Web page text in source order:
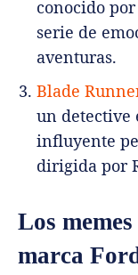
conocido
serie de
aventuras.
Blade
un detective
influyente
dirigida por
Los
marca